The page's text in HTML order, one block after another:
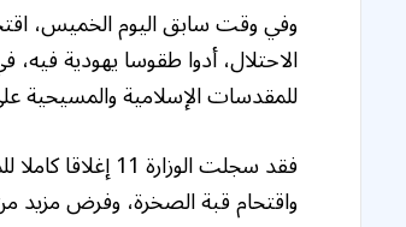
وفي وقت سابق اليوم الخميس،
الاحتلال، أدوا طقوسا يهودية
للمقدسات الإسلامية والمسيحية
فقد سجلت
واقتحام قبة الصخرة، وفرض مزيد